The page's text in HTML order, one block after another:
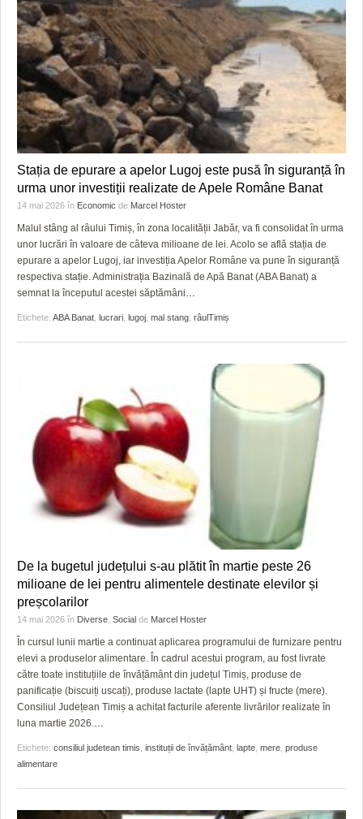
Stația de epurare a apelor Lugoj este pusă în siguranță în
urma unor investiții realizate de Apele Române Banat
14 mai 2026 în Economic de Marcel Hoster
Malul stâng al râului Timiș, în zona localității Jabăr, va fi consolidat în urma
unor lucrări în valoare de câteva milioane de lei. Acolo se află stația de
epurare a apelor Lugoj, iar investiția Apelor Române va pune în siguranță
respectiva stație. Administrația Bazinală de Apă Banat (ABA Banat) a
semnat la începutul acestei săptămâni
Etichete: ABA Banat lucrari lugoj mal stang râulTimiș
De la bugetul județului s-au plătit în martie peste 26
milioane de lei pentru alimentele destinate elevilor și
preșcolarilor
14 mai 2026 în Diverse Social de Marcel Hoster
În cursul lunii martie a continuat aplicarea programului de furnizare pentru
elevi a produselor alimentare. În cadrul acestui program, au fost livrate
către toate instituțiile de învățământ din județul Timiș, produse de
panificație (biscuiți uscați), produse lactate (lapte UHT) și fructe (mere).
Consiliul Județean Timiș a achitat facturile aferente livrărilor realizate în
luna martie 2026.…
Etichete: consiliul judetean timis instituții de învățământ lapte mere produse
alimentare